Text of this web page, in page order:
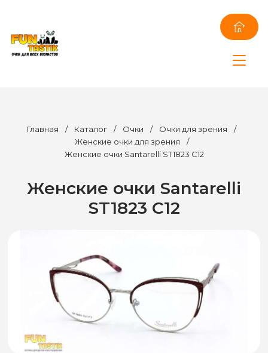
Главная / Каталог / Очки / Очки для зрения
/
Женские очки для зрения
/
Женские очки Santarelli ST1823 C12
Женские очки Santarelli
ST1823 C12